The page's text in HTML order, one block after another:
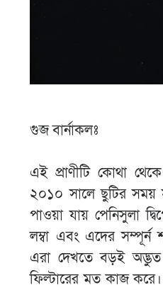
গুজ বার্নাকলঃ
এই প্রাণীটি কোথা
২০১০ সালে ছুটির সময়
পাওয়া যায় পেনিসুলা
লম্বা এবং এদের সম্পূর্ন
এরা দেখতে বড়ই অদ্ভুত
ফিল্টারের মত কাজ